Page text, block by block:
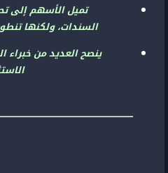
تميل الأسهم إلى
السندات، ولكنها
ينصح العديد من خبراء